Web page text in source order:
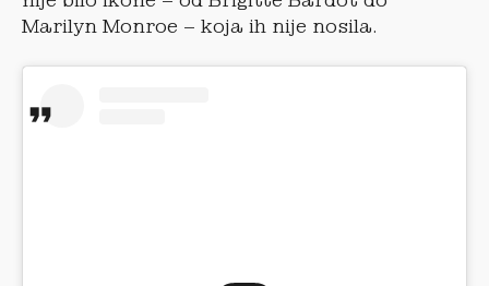
Marilyn Monroe – koja ih nije nosila.